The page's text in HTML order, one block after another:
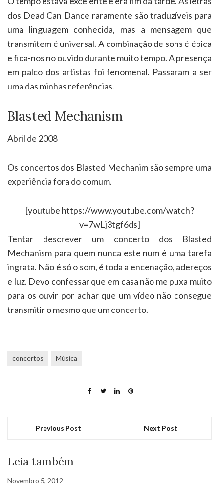
dos Dead Can Dance raramente são traduzíveis para
uma linguagem conhecida, mas a mensagem que
transmitem é universal. A combinação de sons é épica
e fica-nos no ouvido durante muito tempo. A presença
em palco dos artistas foi fenomenal. Passaram a ser
uma das minhas referências.
Blasted Mechanism
Abril de 2008
Os concertos dos Blasted Mechanim são sempre uma
experiência fora do comum.
[youtube https://www.youtube.com/watch?
v=7wLj3tgf6ds]
Tentar descrever um concerto dos Blasted
Mechanism para quem nunca este num é uma tarefa
ingrata. Não é só o som, é toda a encenação, adereços
e luz. Devo confessar que em casa não me puxa muito
para os ouvir por achar que um vídeo não consegue
transmitir o mesmo que um concerto.
concertos Música
Previous Post Next Post
Leia também
Novembro 5, 2012